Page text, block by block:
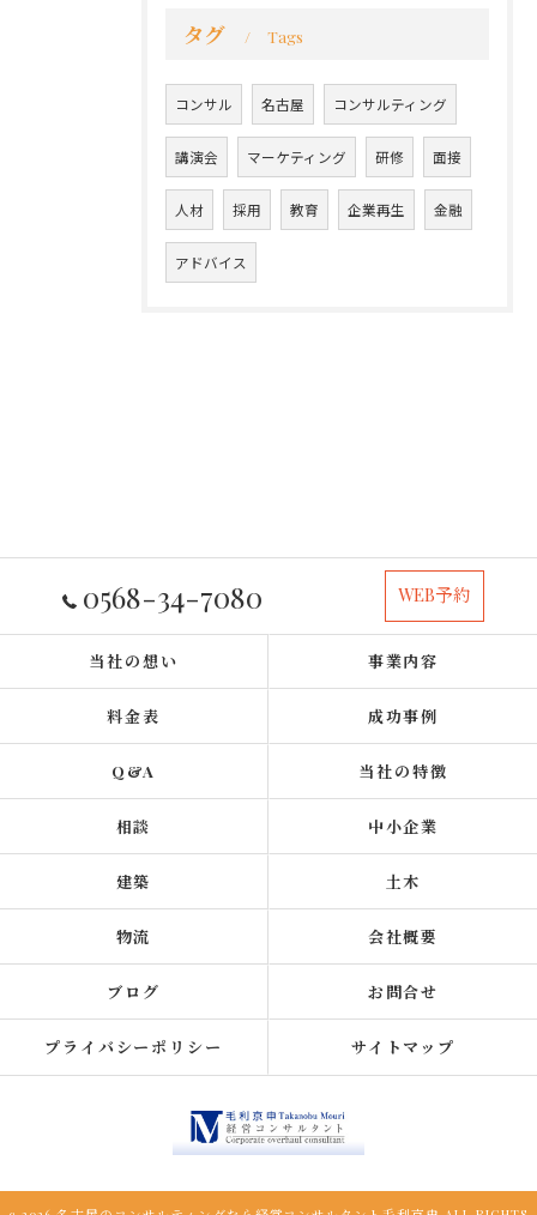
タグ Tags
コンサル 名古屋 コンサルティング
講演会 マーケティング 研修 面接
人材 採用 教育 企業再生 金融
アドバイス
0568-34-7080 WEB予約
当社の想い 事業内容
料金表 成功事例
Q&A 当社の特徴
相談 中小企業
建築 土木
物流 会社概要
ブログ お問合せ
プライバシーポリシー サイトマップ